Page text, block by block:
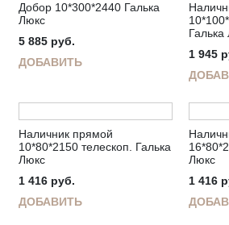
Добор 10*300*2440 Галька
Люкс
5 885 руб.
ДОБАВИТЬ
Галька
1 945
Наличник прямой
10*80*2150 телескоп. Галька
Люкс
1 416 руб.
ДОБАВИТЬ
Люкс
1 416